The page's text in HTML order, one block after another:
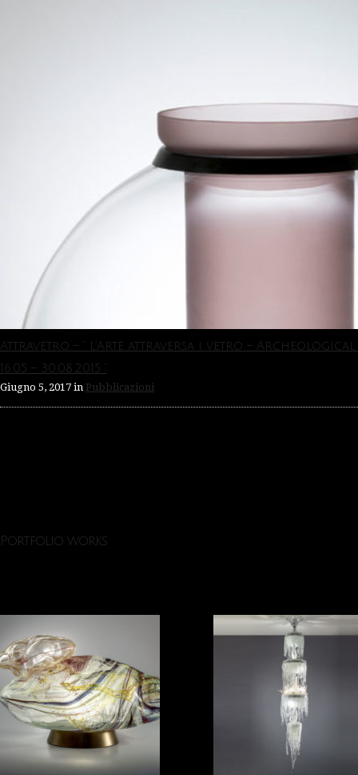
Attravetro – ” L’Arte attraversa i vetro –
16.05 – 30.08.2015 “
Giugno 5, 2017 in Pubblicazioni
Portfolio works